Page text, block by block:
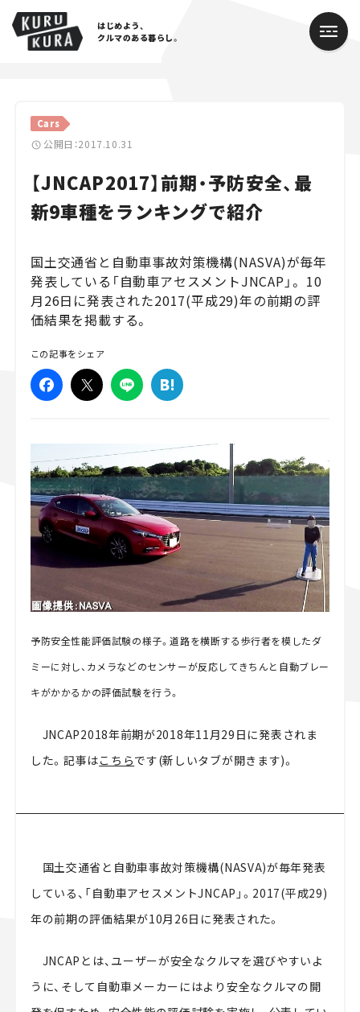
はじめよう、
クルマのある暮らし。
Cars
公開日：2017.10.31
【JNCAP2017】前期・予防安全、最
新9車種をランキングで紹介
国土交通省と自動車事故対策機構(NASVA)が毎年
発表している「自動車アセスメントJNCAP」。 10
月26日に発表された2017(平成29)年の前期の評
価結果を掲載する。
この記事をシェア
予防安全性能評価試験の様子。道路を横断する歩行者を模したダ
ミーに対し、カメラなどのセンサーが反応してきちんと自動ブレー
キがかかるかの評価試験を行う。
JNCAP2018年前期が2018年11月29日に発表されま
した。記事はこちらです(新しいタブが開きます)。
国土交通省と自動車事故対策機構(NASVA)が毎年発表
している、「自動車アセスメントJNCAP」。2017(平成29)
年の前期の評価結果が10月26日に発表された。
JNCAPとは、ユーザーが安全なクルマを選びやすいよ
うに、そして自動車メーカーにはより安全なクルマの開
Cars
Lifestyle
Traffic
Special
Series
Campaign
人気のハッシュタグ
スズキ ジムニー｜Suzuki Jimny
マツダ｜Mazda
マツダ ロードスター｜Mazda Roadster